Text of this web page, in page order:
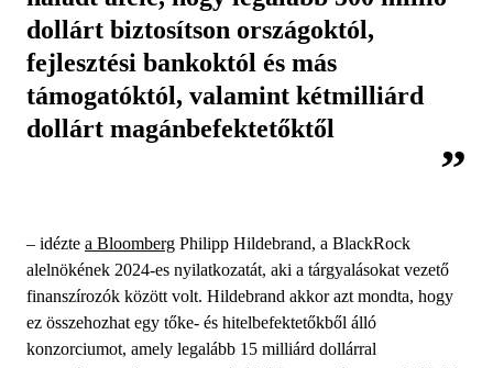
dollárt biztosítson országoktól,
fejlesztési bankoktól és más
támogatóktól, valamint kétmilliárd
dollárt magánbefektetőktől
– idézte a Bloomberg Philipp Hildebrand, a BlackRock
alelnökének 2024-es nyilatkozatát, aki a tárgyalásokat vezető
finanszírozók között volt. Hildebrand akkor azt mondta, hogy
ez összehozhat egy tőke- és hitelbefektetőkből álló
konzorciumot, amely legalább 15 milliárd dollárral